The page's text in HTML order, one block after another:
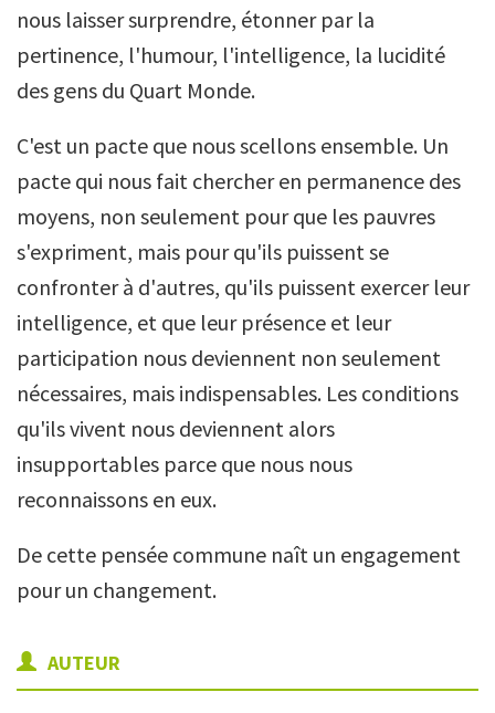
nous laisser surprendre, étonner par la
pertinence, l'humour, l'intelligence, la lucidité
des gens du Quart Monde.
C'est un pacte que nous scellons ensemble. Un
pacte qui nous fait chercher en permanence des
moyens, non seulement pour que les pauvres
s'expriment, mais pour qu'ils puissent se
confronter à d'autres, qu'ils puissent exercer leur
intelligence, et que leur présence et leur
participation nous deviennent non seulement
nécessaires, mais indispensables. Les conditions
qu'ils vivent nous deviennent alors
insupportables parce que nous nous
reconnaissons en eux.
De cette pensée commune naît un engagement
pour un changement.
AUTEUR